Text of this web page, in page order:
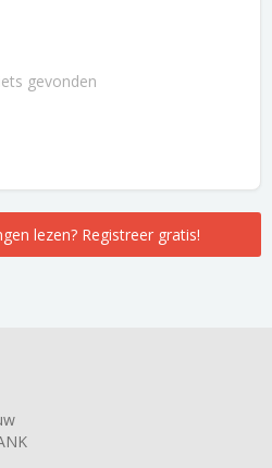
gevonden
lezen? Registreer gratis!